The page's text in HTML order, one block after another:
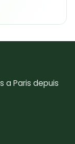
a Paris depuis